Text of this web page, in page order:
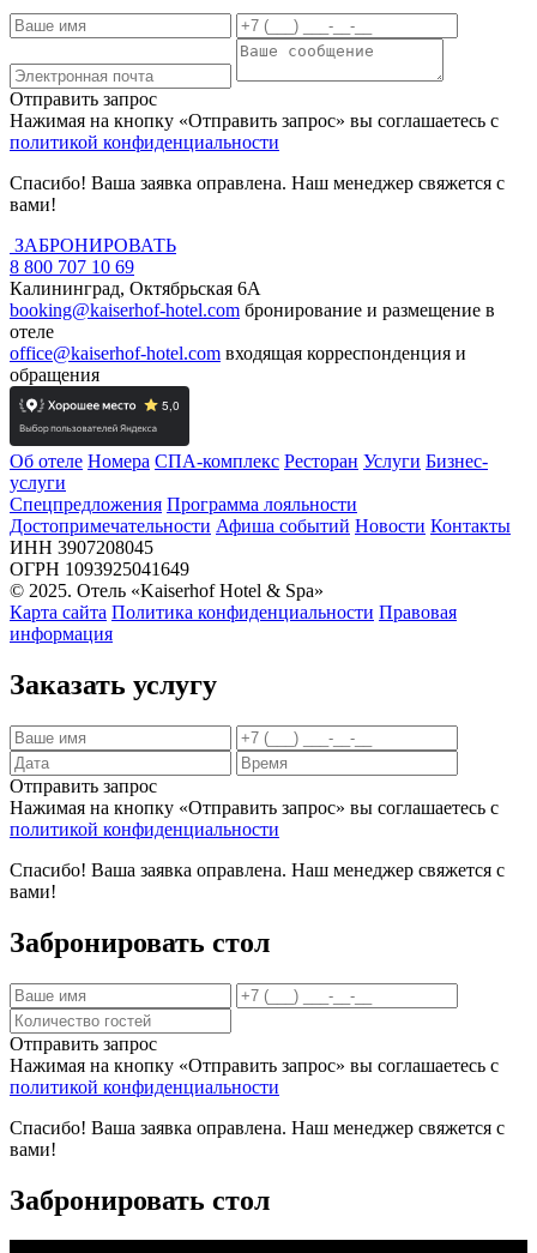
Отправить запрос
Нажимая на кнопку «Отправить запрос» вы соглашаетесь с
политикой конфиденциальности
Спасибо! Ваша заявка оправлена. Наш менеджер свяжется с
вами!
ЗАБРОНИРОВАТЬ
8 800 707 10 69
Калининград, Октябрьская 6А
booking@kaiserhof-hotel.com бронирование и размещение в
отеле
office@kaiserhof-hotel.com входящая корреспонденция и
обращения
Об отеле Номера СПА-комплекс Ресторан Услуги Бизнес-
услуги
Спецпредложения Программа лояльности
Достопримечательности Афиша событий Новости Контакты
ИНН 3907208045
ОГРН 1093925041649
© 2025. Отель «Kaiserhof Hotel & Spa»
Карта сайта Политика конфиденциальности Правовая
информация
Заказать услугу
Отправить запрос
Нажимая на кнопку «Отправить запрос» вы соглашаетесь с
политикой конфиденциальности
Спасибо! Ваша заявка оправлена. Наш менеджер свяжется с
вами!
Забронировать стол
Отправить запрос
Нажимая на кнопку «Отправить запрос» вы соглашаетесь с
политикой конфиденциальности
Спасибо! Ваша заявка оправлена. Наш менеджер свяжется с
вами!
Забронировать стол